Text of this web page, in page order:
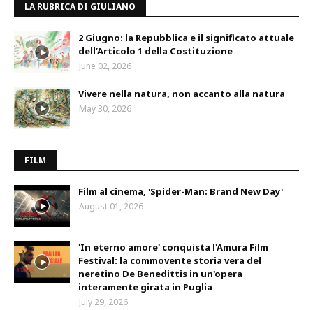
LA RUBRICA DI GIULIANO
2 Giugno: la Repubblica e il significato attuale
dell’Articolo 1 della Costituzione
June 02, 2026
Vivere nella natura, non accanto alla natura
May 30, 2026
FILM
Film al cinema, 'Spider-Man: Brand New Day'
August 01, 2026
'In eterno amore' conquista l'Amura Film
Festival: la commovente storia vera del
neretino De Benedittis in un'opera
interamente girata in Puglia
July 29, 2026